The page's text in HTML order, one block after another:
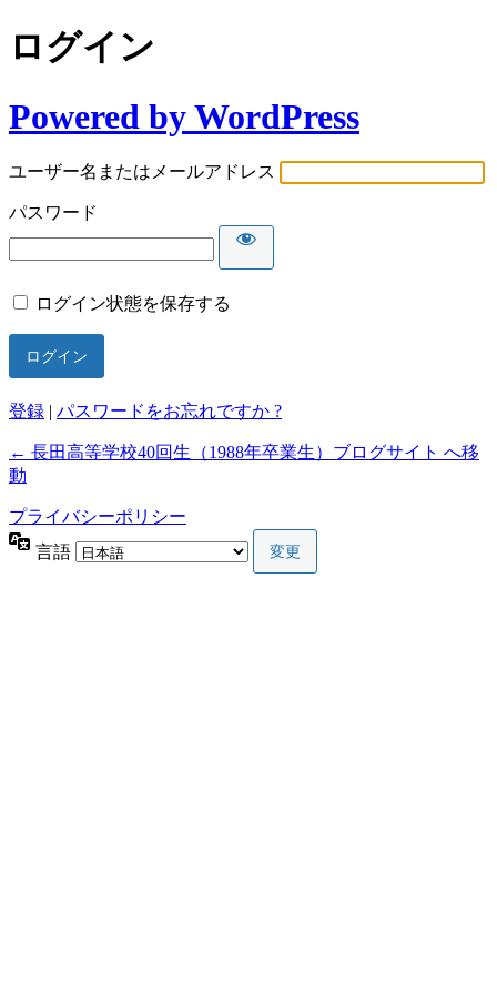
ログイン
Powered by WordPress
ユーザー名またはメールアドレス
パスワード
ログイン状態を保存する
登録 | パスワードをお忘れですか ?
← 長田高等学校40回生（1988年卒業生）ブログサイト へ移
動
プライバシーポリシー
言語